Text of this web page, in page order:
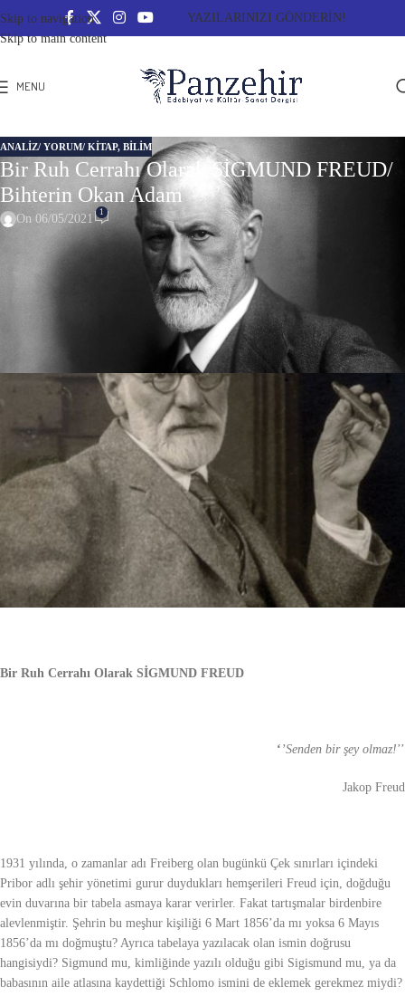
Skip to navigation
Skip to main content
YAZILARINIZI GÖNDERİN!
MENU
ANALIZ/ YORUM/ KITAP, BILIM
Bir Ruh Cerrahı Olarak SİGMUND FREUD/
Bihterin Okan Adam
On 06/05/2021 1
Bir Ruh Cerrahı Olarak SİGMUND FREUD
‘ ’Senden bir şey olmaz!’’
Jakop Freud
1931 yılında, o zamanlar adı Freiberg olan bugünkü Çek sınırları içindeki
Pribor adlı şehir yönetimi gurur duydukları hemşerileri Freud için, doğduğu
evin duvarına bir tabela asmaya karar verirler. Fakat tartışmalar birdenbire
alevlenmiştir. Şehrin bu meşhur kişiliği 6 Mart 1856’da mı yoksa 6 Mayıs
1856’da mı doğmuştu? Ayrıca tabelaya yazılacak olan ismin doğrusu
hangisiydi? Sigmund mu, kimliğinde yazılı olduğu gibi Sigismund mu, ya da
babasının aile atlasına kaydettiği Schlomo ismini de eklemek gerekmez miydi?